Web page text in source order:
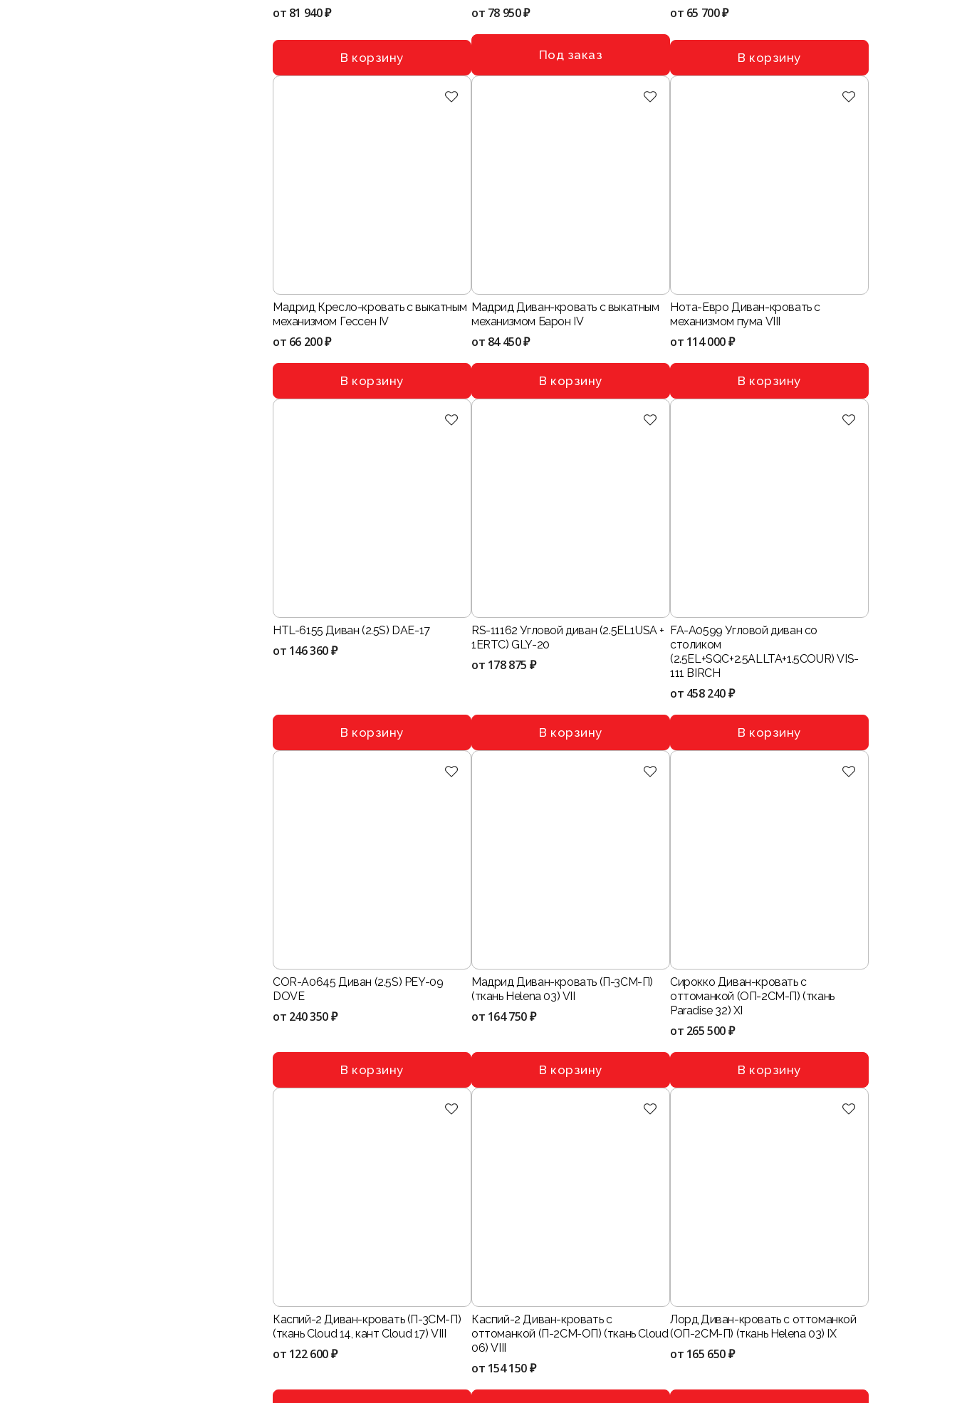
от 81 940 ₽
В корзину
от 78 950 ₽
Под заказ
от 65 700 ₽
В корзину
Мадрид Кресло-кровать с выкатным
механизмом Гессен IV
от 66 200 ₽
В корзину
Мадрид Диван-кровать с выкатным
механизмом Барон IV
от 84 450 ₽
В корзину
Нота-Евро Диван-кровать с
механизмом пума VIII
от 114 000 ₽
В корзину
HTL-6155 Диван (2.5S) DAE-17
от 146 360 ₽
В корзину
RS-11162 Угловой диван (2.5EL1USA +
1ERTC) GLY-20
от 178 875 ₽
В корзину
FA-A0599 Угловой диван со
столиком
(2.5EL+SQC+2.5ALLTA+1.5COUR) VIS-
111 BIRCH
от 458 240 ₽
В корзину
COR-A0645 Диван (2.5S) PEY-09
DOVE
от 240 350 ₽
В корзину
Мадрид Диван-кровать (П-3СМ-П)
(ткань Helena 03) VII
от 164 750 ₽
В корзину
Сирокко Диван-кровать с
оттоманкой (ОП-2СМ-П) (ткань
Paradise 32) XI
от 265 500 ₽
В корзину
Каспий-2 Диван-кровать (П-3СМ-П)
(ткань Cloud 14, кант Cloud 17) VIII
от 122 600 ₽
Каспий-2 Диван-кровать с
оттоманкой (П-2СМ-ОП) (ткань Cloud
06) VIII
от 154 150 ₽
Лорд Диван-кровать с оттоманкой
(ОП-2СМ-П) (ткань Helena 03) IX
от 165 650 ₽